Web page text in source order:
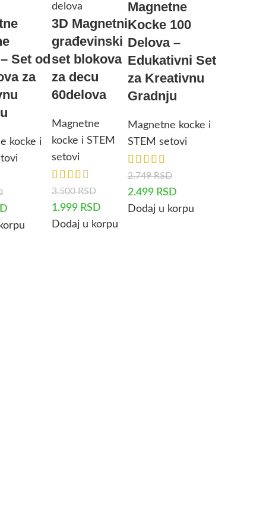
Set od
za
kocke i
3D Magnetni
građevinski
set blokova
za decu
60delova
Magnetne
kocke i STEM
setovi
3.500RSD
1.999 RSD
Dodaj u korpu
Magnetne
Kocke 100
Delova –
Edukativni Set
za Kreativnu
Gradnju
Magnetne kocke i
STEM setovi
2.749RSD
2.499 RSD
Dodaj u korpu